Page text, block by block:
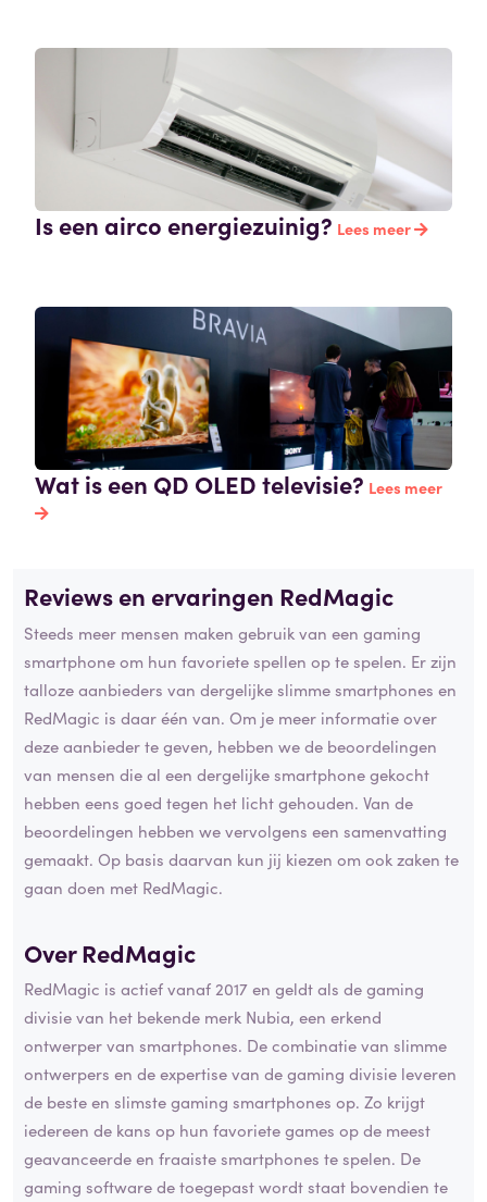
Is een airco energiezuinig? Lees meer
Wat is een QD OLED televisie? Lees meer
Reviews en ervaringen RedMagic
Steeds meer mensen maken gebruik van een gaming
smartphone om hun favoriete spellen op te spelen. Er zijn
talloze aanbieders van dergelijke slimme smartphones en
RedMagic is daar één van. Om je meer informatie over
deze aanbieder te geven, hebben we de beoordelingen
van mensen die al een dergelijke smartphone gekocht
hebben eens goed tegen het licht gehouden. Van de
beoordelingen hebben we vervolgens een samenvatting
gemaakt. Op basis daarvan kun jij kiezen om ook zaken te
gaan doen met RedMagic.
Over RedMagic
RedMagic is actief vanaf 2017 en geldt als de gaming
divisie van het bekende merk Nubia, een erkend
ontwerper van smartphones. De combinatie van slimme
ontwerpers en de expertise van de gaming divisie leveren
de beste en slimste gaming smartphones op. Zo krijgt
iedereen de kans op hun favoriete games op de meest
geavanceerde en fraaiste smartphones te spelen. De
gaming software de toegepast wordt staat bovendien te